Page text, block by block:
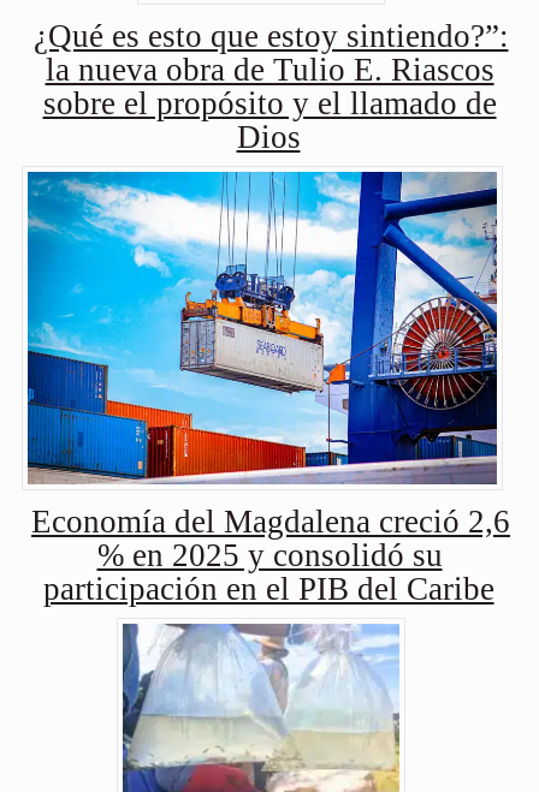
¿Qué es esto que estoy sintiendo?”:
la nueva obra de Tulio E. Riascos
sobre el propósito y el llamado de
Dios
Economía del Magdalena creció 2,6
% en 2025 y consolidó su
participación en el PIB del Caribe